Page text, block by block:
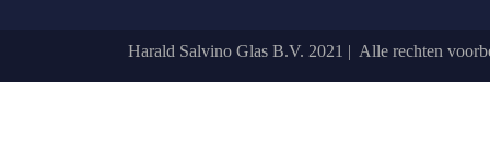
Harald Salvino Glas B.V. 2021 | Alle rechten